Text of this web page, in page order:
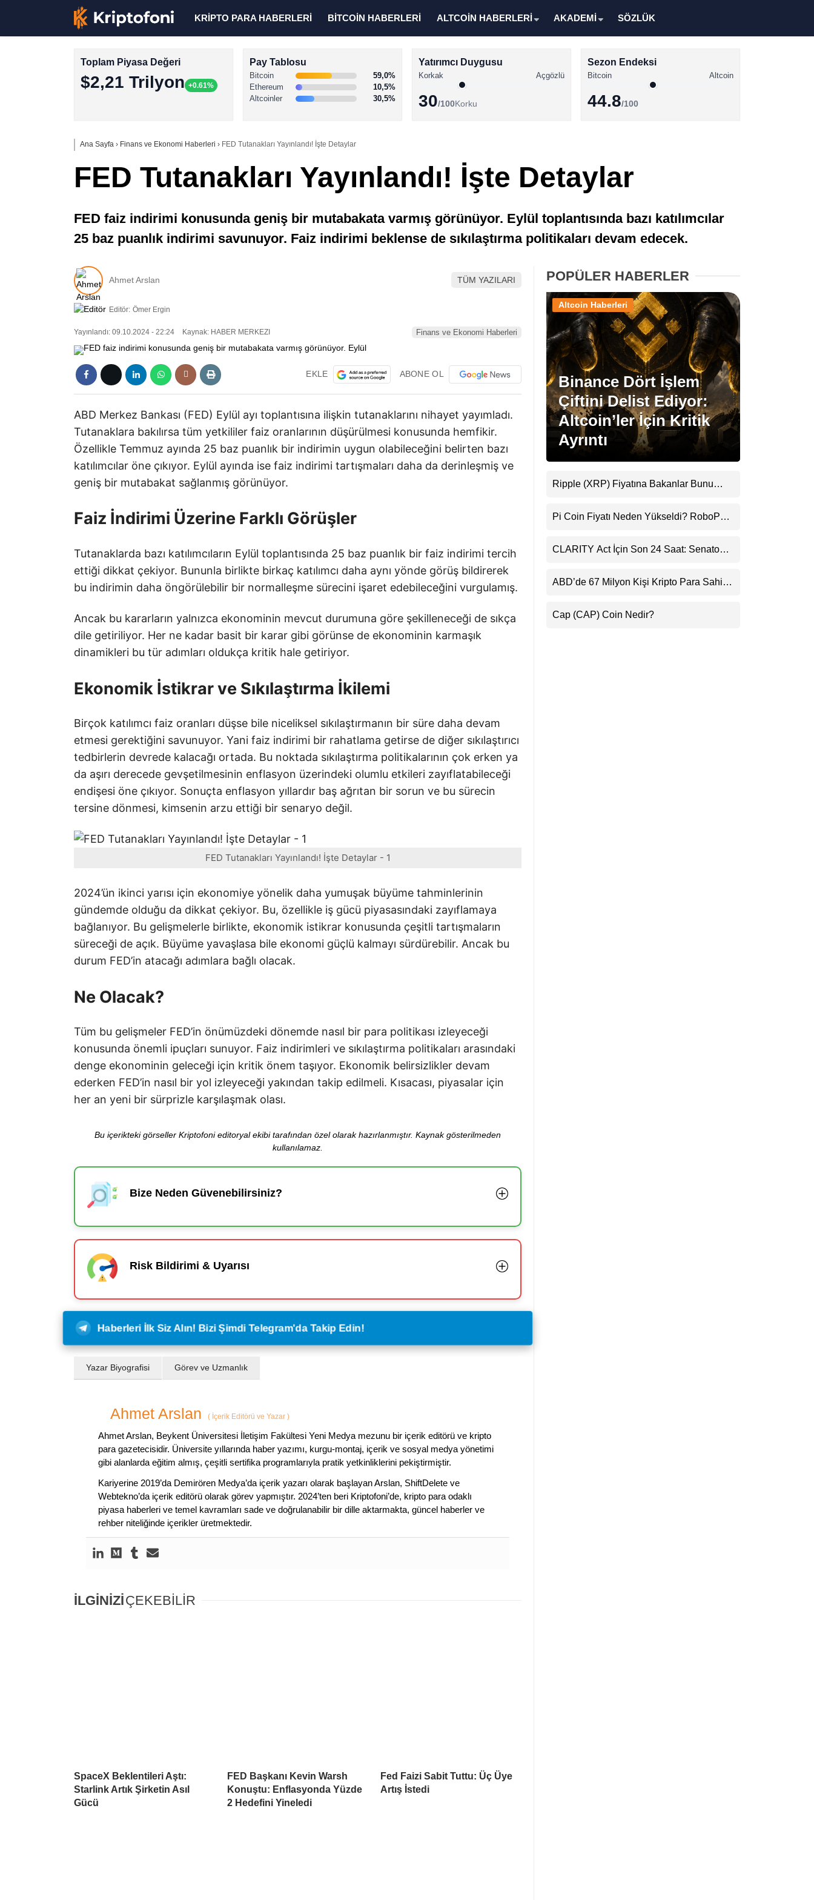
Solana Haberleri
XRP Haberleri
Memecoin Haberleri
Stablecoin Haberleri
Facebook
Instagram
Pinterest
LinkedIn
Telegram
KRİPTO PARA HABERLERİ BİTCOİN HABERLERİ ALTCOİN HABERLERİ AKADEMİ SÖZLÜK
Toplam Piyasa Değeri
$2,21 Trilyon +0.61%
Pay Tablosu
Bitcoin
59,0%
Ethereum
10,5%
Altcoinler
30,5%
Yatırımcı Duygusu
Korkak Açgözlü
30/100Korku
Sezon Endeksi
Bitcoin Altcoin
44.8/100
Ana Sayfa › Finans ve Ekonomi Haberleri › FED Tutanakları Yayınlandı! İşte Detaylar
FED Tutanakları Yayınlandı! İşte Detaylar
FED faiz indirimi konusunda geniş bir mutabakata varmış görünüyor. Eylül toplantısında bazı katılımcılar
25 baz puanlık indirimi savunuyor. Faiz indirimi beklense de sıkılaştırma politikaları devam edecek.
Ahmet Arslan TÜM YAZILARI
Editör: Ömer Ergin
Yayınlandı: 09.10.2024 - 22:24 Kaynak: HABER MERKEZI Finans ve Ekonomi Haberleri
EKLE ABONE OL
ABD Merkez Bankası (FED) Eylül ayı toplantısına ilişkin tutanaklarını nihayet yayımladı.
Tutanaklara bakılırsa tüm yetkililer faiz oranlarının düşürülmesi konusunda hemfikir.
Özellikle Temmuz ayında 25 baz puanlık bir indirimin uygun olabileceğini belirten bazı
katılımcılar öne çıkıyor. Eylül ayında ise faiz indirimi tartışmaları daha da derinleşmiş ve
geniş bir mutabakat sağlanmış görünüyor.
Faiz İndirimi Üzerine Farklı Görüşler
Tutanaklarda bazı katılımcıların Eylül toplantısında 25 baz puanlık bir faiz indirimi tercih
ettiği dikkat çekiyor. Bununla birlikte birkaç katılımcı daha aynı yönde görüş bildirerek
bu indirimin daha öngörülebilir bir normalleşme sürecini işaret edebileceğini vurgulamış.
Ancak bu kararların yalnızca ekonominin mevcut durumuna göre şekilleneceği de sıkça
dile getiriliyor. Her ne kadar basit bir karar gibi görünse de ekonominin karmaşık
dinamikleri bu tür adımları oldukça kritik hale getiriyor.
Ekonomik İstikrar ve Sıkılaştırma İkilemi
Birçok katılımcı faiz oranları düşse bile niceliksel sıkılaştırmanın bir süre daha devam
etmesi gerektiğini savunuyor. Yani faiz indirimi bir rahatlama getirse de diğer sıkılaştırıcı
tedbirlerin devrede kalacağı ortada. Bu noktada sıkılaştırma politikalarının çok erken ya
da aşırı derecede gevşetilmesinin enflasyon üzerindeki olumlu etkileri zayıflatabileceği
endişesi öne çıkıyor. Sonuçta enflasyon yıllardır baş ağrıtan bir sorun ve bu sürecin
tersine dönmesi, kimsenin arzu ettiği bir senaryo değil.
FED Tutanakları Yayınlandı! İşte Detaylar - 1
2024’ün ikinci yarısı için ekonomiye yönelik daha yumuşak büyüme tahminlerinin
gündemde olduğu da dikkat çekiyor. Bu, özellikle iş gücü piyasasındaki zayıflamaya
bağlanıyor. Bu gelişmelerle birlikte, ekonomik istikrar konusunda çeşitli tartışmaların
süreceği de açık. Büyüme yavaşlasa bile ekonomi güçlü kalmayı sürdürebilir. Ancak bu
durum FED’in atacağı adımlara bağlı olacak.
Ne Olacak?
Tüm bu gelişmeler FED’in önümüzdeki dönemde nasıl bir para politikası izleyeceği
konusunda önemli ipuçları sunuyor. Faiz indirimleri ve sıkılaştırma politikaları arasındaki
denge ekonominin geleceği için kritik önem taşıyor. Ekonomik belirsizlikler devam
ederken FED’in nasıl bir yol izleyeceği yakından takip edilmeli. Kısacası, piyasalar için
her an yeni bir sürprizle karşılaşmak olası.
Bu içerikteki görseller Kriptofoni editoryal ekibi tarafından özel olarak hazırlanmıştır. Kaynak gösterilmeden
kullanılamaz.
Bize Neden Güvenebilirsiniz?
Risk Bildirimi & Uyarısı
Haberleri İlk Siz Alın! Bizi Şimdi Telegram'da Takip Edin!
Yazar Biyografisi Görev ve Uzmanlık
Ahmet Arslan ( İçerik Editörü ve Yazar )
Ahmet Arslan, Beykent Üniversitesi İletişim Fakültesi Yeni Medya mezunu bir içerik editörü ve kripto
para gazetecisidir. Üniversite yıllarında haber yazımı, kurgu-montaj, içerik ve sosyal medya yönetimi
gibi alanlarda eğitim almış, çeşitli sertifika programlarıyla pratik yetkinliklerini pekiştirmiştir.
Kariyerine 2019’da Demirören Medya’da içerik yazarı olarak başlayan Arslan, ShiftDelete ve
Webtekno’da içerik editörü olarak görev yapmıştır. 2024’ten beri Kriptofoni’de, kripto para odaklı
piyasa haberleri ve temel kavramları sade ve doğrulanabilir bir dille aktarmakta, güncel haberler ve
rehber niteliğinde içerikler üretmektedir.
İLGİNİZİÇEKEBİLİR
SpaceX Beklentileri Aştı:
Starlink Artık Şirketin Asıl
Gücü
FED Başkanı Kevin Warsh
Konuştu: Enflasyonda Yüzde
2 Hedefini Yineledi
Fed Faizi Sabit Tuttu: Üç Üye
Artış İstedi
POPÜLER HABERLER
Binance Dört İşlem
Çiftini Delist Ediyor:
Altcoin’ler İçin Kritik
Ayrıntı
Altcoin Haberleri
Ripple (XRP) Fiyatına Bakanlar Bunu
Uyarı
Pi Coin Fiyatı Neden Yükseldi? RoboPay
Destekledi
CLARITY Act İçin Son 24 Saat: Senato
Beklentisini Bozabilir
ABD’de 67 Milyon Kişi Kripto Para Sahibi:
Cap (CAP) Coin Nedir?